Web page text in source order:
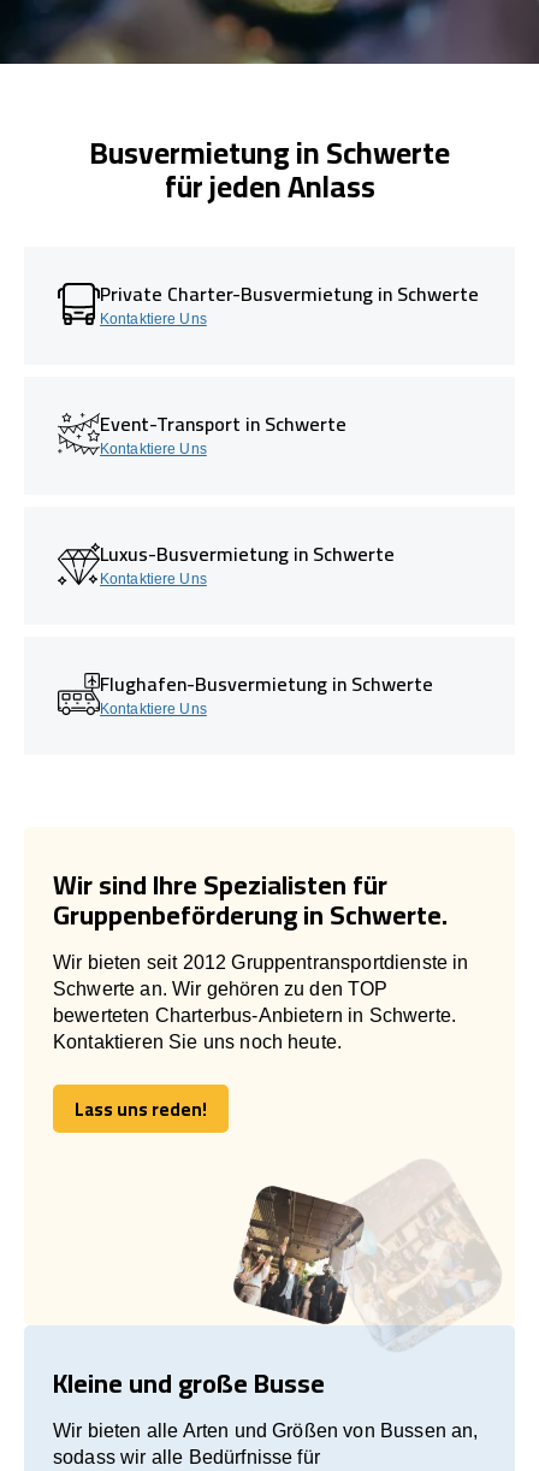
Busvermietung in Schwerte
für jeden Anlass
Private Charter-Busvermietung in Schwerte
Kontaktiere Uns
Event-Transport in Schwerte
Kontaktiere Uns
Luxus-Busvermietung in Schwerte
Kontaktiere Uns
Flughafen-Busvermietung in Schwerte
Kontaktiere Uns
Wir sind Ihre Spezialisten für
Gruppenbeförderung in Schwerte.
Wir bieten seit 2012 Gruppentransportdienste in
Schwerte an. Wir gehören zu den TOP
bewerteten Charterbus-Anbietern in Schwerte.
Kontaktieren Sie uns noch heute.
Lass uns reden!
Lass uns reden!
Kleine und große Busse
Wir bieten alle Arten und Größen von Bussen an,
sodass wir alle Bedürfnisse für